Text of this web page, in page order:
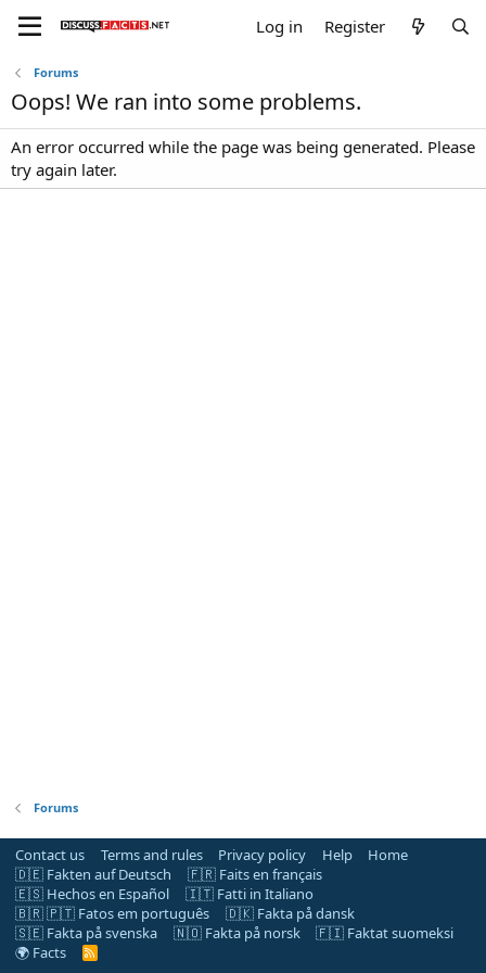
Log in Register
Forums
Oops! We ran into some problems.
An error occurred while the page was being generated. Please
try again later.
Forums
Contact us Terms and rules Privacy policy Help
Home
🇩🇪 Fakten auf Deutsch
🇫🇷 Faits en français
🇪🇸 Hechos en Español
🇮🇹 Fatti in Italiano
🇧🇷 🇵🇹 Fatos em português
🇩🇰 Fakta på dansk
🇸🇪 Fakta på svenska
🇳🇴 Fakta på norsk
🇫🇮 Faktat suomeksi
🌍 Facts
R